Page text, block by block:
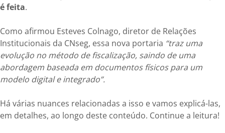
é feita.
Como afirmou Esteves Colnago, diretor de Relações
Institucionais da CNseg, essa nova portaria “traz uma
evolução no método de fiscalização, saindo de uma
abordagem baseada em documentos físicos para um
modelo digital e integrado”.
Há várias nuances relacionadas a isso e vamos explicá-las,
em detalhes, ao longo deste conteúdo. Continue a leitura!